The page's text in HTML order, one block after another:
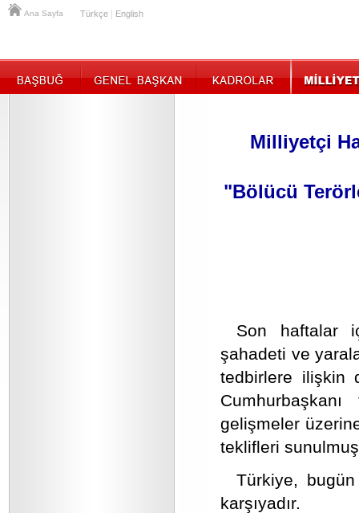
Ana Sayfa Türkçe English
Milliyetçi
"Bölücü
Son haftalar
şahadeti ve
tedbirlere ilişkin
gelişmeler
teklifleri
Türkiye,
karşıyadır.